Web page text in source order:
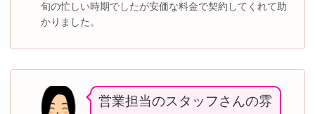
旬の忙しい時期でしたが安価な料金で契約してくれて助
かりました。
営業担当のスタッフさんの雰